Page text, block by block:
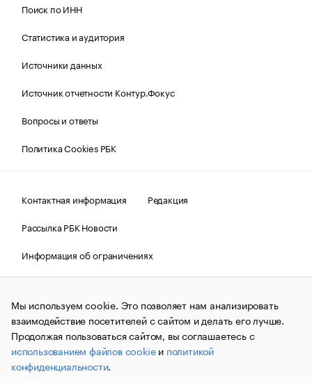
Поиск по ИНН
Статистика и аудитория
Источники данных
Источник отчетности Контур.Фокус
Вопросы и ответы
Политика Cookies РБК
Контактная информация
Редакция
Рассылка РБК Новости
Информация об ограничениях
Правовая информация
О соблюдении авторских прав
© АО «РОСБИЗНЕСКОНСАЛТИНГ»,1995–2026.Сообщения
и материалы информационного агентства «РБК»
(зарегистрировано Федеральной службой по надзору в сфере
связи, информационных технологий и массовых
коммуникаций (Роскомнадзор) 09.12.2015 за номером ИА
№ФС77-63848) сопровождаются пометкой «РБК». Отдельные
публикации могут содержать информацию,
Мы используем cookie. Это позволяет нам анализировать
взаимодействие посетителей с сайтом и делать его лучше.
Продолжая пользоваться сайтом, вы соглашаетесь с
использованием файлов cookieи политикой
конфиденциальности.